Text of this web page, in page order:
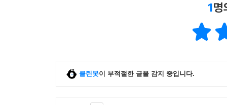
1명
클린봇이 부적절한 글을 감지 중입니다.